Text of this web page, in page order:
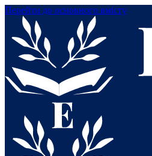
Перейти до основного вмісту